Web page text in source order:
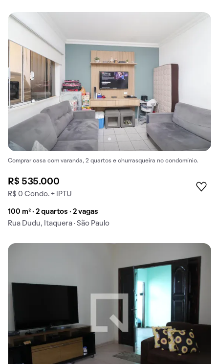
Comprar casa com varanda, 2 quartos e churrasqueira no condomínio.
R$ 535.000
R$ 0 Condo. + IPTU
100 m² · 2 quartos · 2 vagas
Rua Dudu, Itaquera · São Paulo